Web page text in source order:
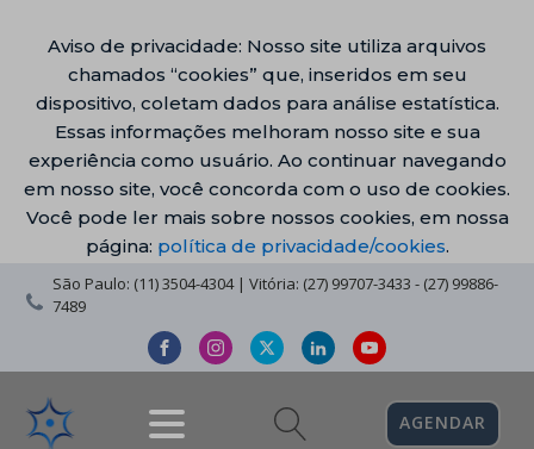
Aviso de privacidade: Nosso site utiliza arquivos
chamados “cookies” que, inseridos em seu
dispositivo, coletam dados para análise estatística.
Essas informações melhoram nosso site e sua
experiência como usuário. Ao continuar navegando
em nosso site, você concorda com o uso de cookies.
Você pode ler mais sobre nossos cookies, em nossa
página: política de privacidade/cookies.
São Paulo: (11) 3504-4304 | Vitória: (27) 99707-3433 - (27) 99886-
7489
AGENDAR